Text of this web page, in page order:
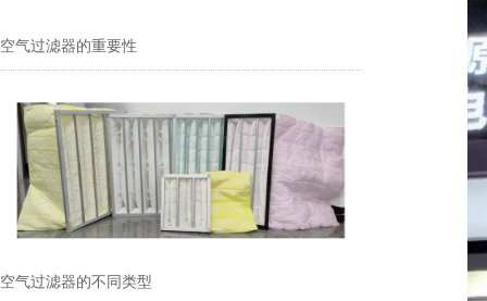
空气过滤器的重要性
空气过滤器的不同类型